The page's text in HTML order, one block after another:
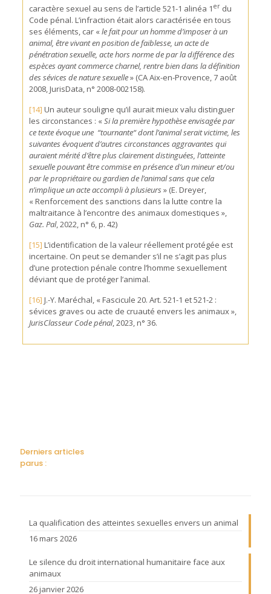
caractère sexuel au sens de l’article 521-1 alinéa 1 erdu
Code pénal. L’infraction était alors caractérisée en tous
ses éléments, car «le fait pour un homme d’imposer à un
animal, être vivant en position de faiblesse, un acte de
pénétration sexuelle, acte hors norme de par la différence des
espèces ayant commerce charnel, rentre bien dans la définition
des sévices de nature sexuelle» (CA Aix-en-Provence, 7 août
2008, JurisData, n° 2008-002158).
[14] Un auteur souligne qu’il aurait mieux valu distinguer
les circonstances : «Si la première hypothèse envisagée par
ce texte évoque une “tournante“ dont l’animal serait victime, les
suivantes évoquent d’autres circonstances aggravantes qui
auraient mérité d’être plus clairement distinguées, l’atteinte
sexuelle pouvant être commise en présence d’un mineur et/ou
par le propriétaire ou gardien de l’animal sans que cela
n’implique un acte accompli à plusieurs» (E. Dreyer,
« Renforcement des sanctions dans la lutte contre la
maltraitance à l’encontre des animaux domestiques »,
Gaz. Pal, 2022, n° 6, p. 42)
[15] L’identification de la valeur réellement protégée est
incertaine. On peut se demander s’il ne s’agit pas plus
d’une protection pénale contre l’homme sexuellement
déviant que de protéger l’animal.
[16] J.-Y. Maréchal, « Fascicule 20. Art. 521-1 et 521-2 :
sévices graves ou acte de cruauté envers les animaux »,
JurisClasseur Code pénal, 2023, n° 36.
Derniers articles
parus :
La qualification des atteintes sexuelles envers un animal
16 mars 2026
Le silence du droit international humanitaire face aux
animaux
26 janvier 2026